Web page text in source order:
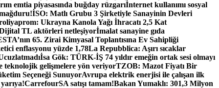
emtia piyasasında buğday rüzgarıİnternet kullanımı sosyal
İSO: Matlı Grubu 3 Şirketiyle Sanayinin Devleri
Ukrayna Kanola Yağı İhracatı 2,5 Kat
TL aktörleri netleşiyorİmalat sanayine gıda
65. Zirai Kimyasal Toplantısına Ev Sahipliği
enflasyonu yüzde 1,78La Repubblica: Aşırı sıcaklar
İsa Gök: TÜRK-İŞ 74 yıldır emeğin ortak sesi olmayı
teknolojik gelişmelere yön veriyorTZOB: Mazot Fiyatı Bir
Seçeneği SunuyorAvrupa elektrik enerjisi ile çalışan ilk
CarrefourSA satışı tamam!Bakan Yumaklı: 301,3 Milyon